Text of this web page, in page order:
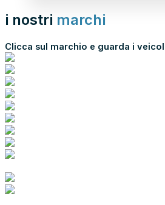
i nostri marchi
Clicca sul marchio e guarda i